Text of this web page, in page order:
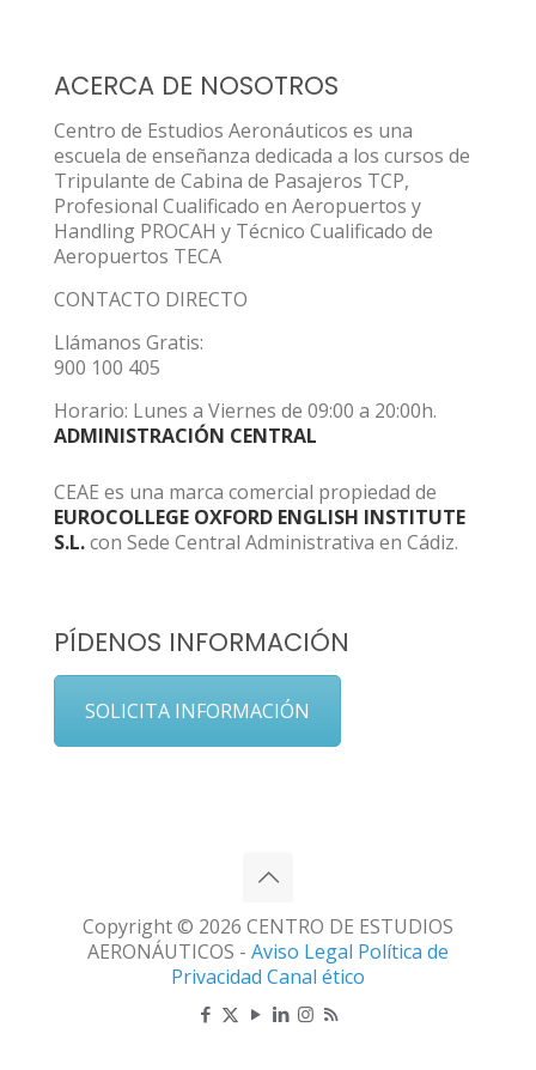
ACERCA DE NOSOTROS
Centro de Estudios Aeronáuticos es una
escuela de enseñanza dedicada a los cursos de
Tripulante de Cabina de Pasajeros TCP,
Profesional Cualificado en Aeropuertos y
Handling PROCAH y Técnico Cualificado de
Aeropuertos TECA
CONTACTO DIRECTO
Llámanos Gratis:
900 100 405
Horario: Lunes a Viernes de 09:00 a 20:00h.
ADMINISTRACIÓN CENTRAL
CEAE es una marca comercial propiedad de
EUROCOLLEGE OXFORD ENGLISH INSTITUTE
S.L.con Sede Central Administrativa en Cádiz.
PÍDENOS INFORMACIÓN
SOLICITA INFORMACIÓN
Copyright © 2026 CENTRO DE ESTUDIOS
AERONÁUTICOS - Aviso Legal Política de
Privacidad Canal ético